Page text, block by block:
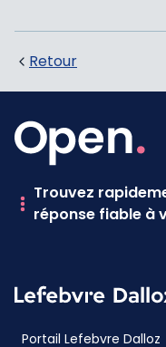
Retour
Trouvez
réponse fiable à
Portail Lefebvre Dalloz